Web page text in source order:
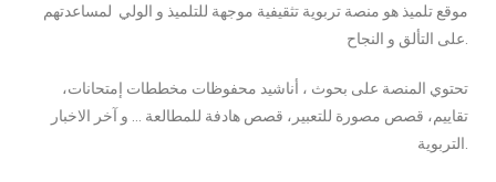
موقع تلميذ هو منصة تربوية تثقيفية موجهة للتلميذ و الولي لمساعدتهم
تحتوي المنصة على بحوث ، أناشيد محفوظات مخططات إمتحانات،
تقاييم، قصص مصورة للتعبير، قصص هادفة للمطالعة … و آخر الاخبار